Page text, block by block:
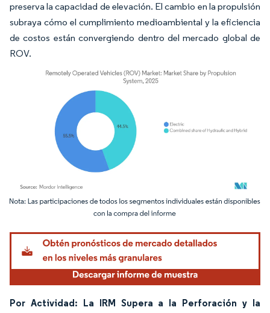
preserva la capacidad de elevación. El cambio en la propulsión
subraya cómo el cumplimiento medioambiental y la eficiencia
de costos están convergiendo dentro del mercado global de
ROV.
Imagen © Mordor Intelligence. El uso requiere atribución según CC BY 4.0.
Por Actividad: La IRM Supera a la Perforación y la